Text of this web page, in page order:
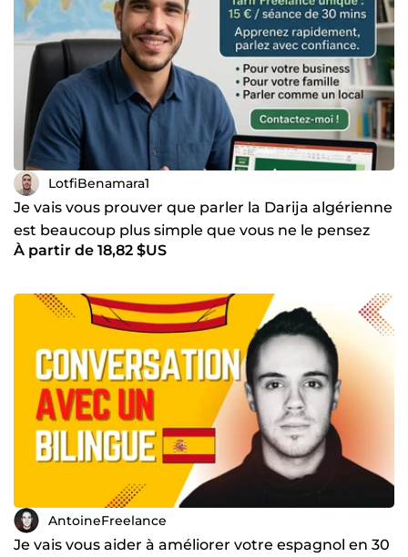
LotfiBenamara1
Je vais vous prouver que parler la Darija algérienne
est beaucoup plus simple que vous ne le pensez
À partir de 18,82 $US
AntoineFreelance
Je vais vous aider à améliorer votre espagnol en 30